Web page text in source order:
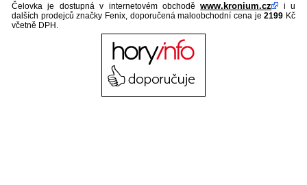
Čelovka je dostupná v internetovém obchoděwww.kronium.cz
i u
dalších prodejců značky Fenix, doporučená maloobchodní cena je2199 Kč
včetně DPH.